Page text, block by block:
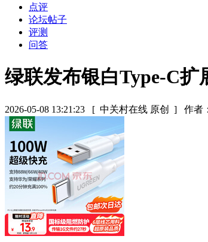
点评
论坛帖子
评测
问答
绿联发布银白Type-C
2026-05-08 13:21:23 [ 中关村在线 原创 ] 作者